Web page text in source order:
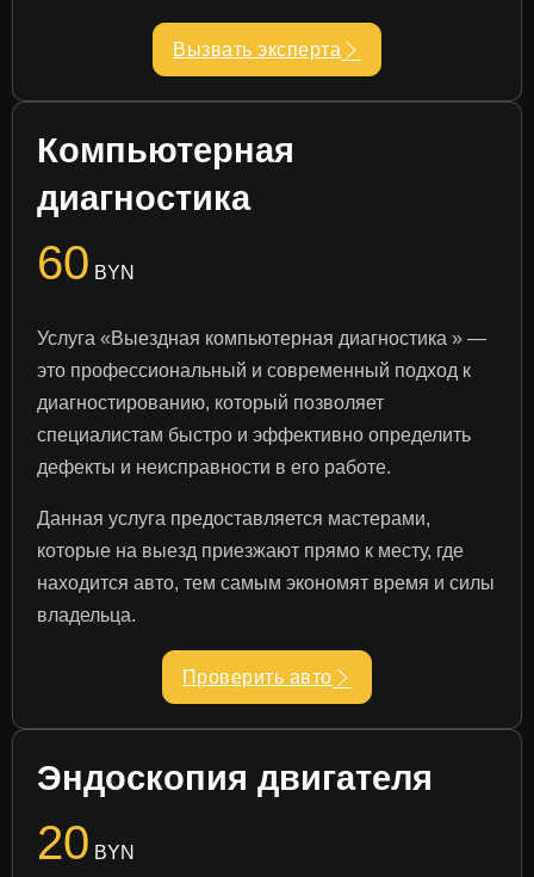
Вызвать эксперта
Компьютерная
диагностика
60 BYN
Услуга «Выездная компьютерная диагностика » —
это профессиональный и современный подход к
диагностированию, который позволяет
специалистам быстро и эффективно определить
дефекты и неисправности в его работе.
Данная услуга предоставляется мастерами,
которые на выезд приезжают прямо к месту, где
находится авто, тем самым экономят время и силы
владельца.
Проверить авто
Эндоскопия двигателя
20 BYN